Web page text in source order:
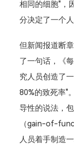
相同的细胞"，
分决定了一个
但新闻报道断
了一句话，《
究人员创造了
80%的致死率"
导性的说法，
（gain-of-
人员着手制造